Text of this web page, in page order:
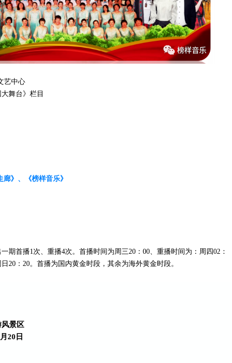
艺中心
舞台》栏目
》、《榜样音乐》
期首播1次、重播4次。首播时间为周三20：00、重播时间为：周四02：
20：20。首播为国内黄金时段，其余为海外黄金时段。
景区
20日